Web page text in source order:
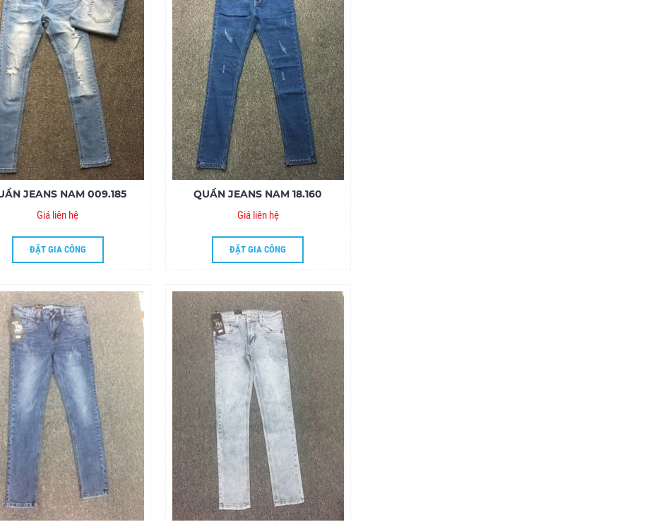
JEANS NAM 009.185
Giá liên hệ
ĐẶT GIA CÔNG
QUẦN JEANS NAM 18.160
Giá liên hệ
ĐẶT GIA CÔNG